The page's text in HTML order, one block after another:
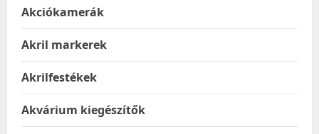
Akciókamerák
Akril markerek
Akrilfestékek
Akvárium kiegészítők